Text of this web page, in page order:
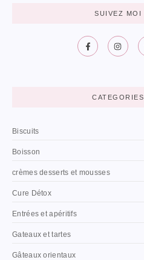
SUIVEZ MOI
CATEGORIES
Biscuits
Boisson
crèmes desserts et mousses
Cure Détox
Entrées et apéritifs
Gateaux et tartes
Gâteaux orientaux